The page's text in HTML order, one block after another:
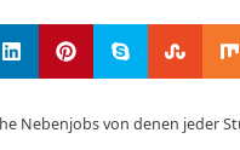
Nebenjobs von denen jeder